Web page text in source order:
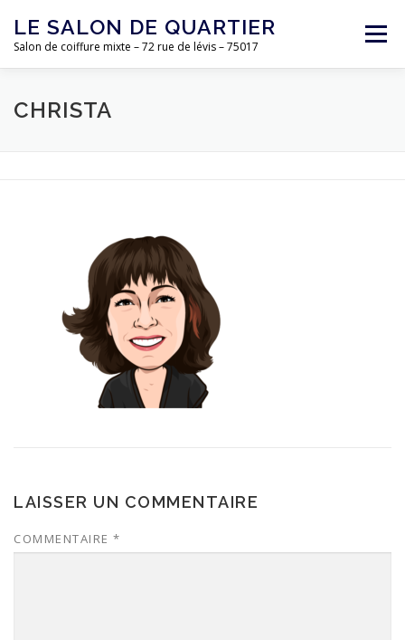
contenu
LE SALON DE QUARTIER
Salon de coiffure mixte – 72 rue de lévis – 75017
Menu
ACCUEIL
CHRISTA
LAISSER UN COMMENTAIRE
COMMENTAIRE *